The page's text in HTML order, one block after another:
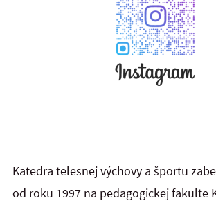
Katedra telesnej výchovy a športu
od roku 1997 na pedagogickej fakulte